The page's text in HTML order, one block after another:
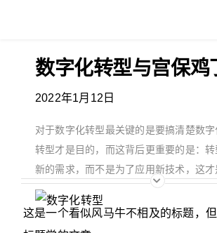
产品
客户
支持
数字化转型与宫保鸡
2022年1月12日
对于数字化转型最关键的是要搞清楚数字
转型才是目的，而这背后更重要的是：
新的需求，而不是为了应用新技术，这才
这是一个看似风马牛不相及的标题，